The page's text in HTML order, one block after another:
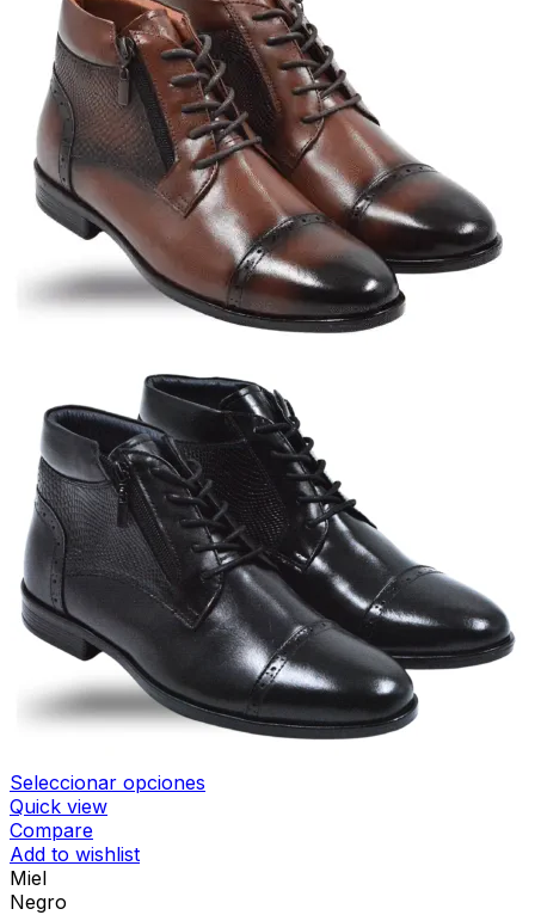
Seleccionar opciones
Quick view
Compare
Add to wishlist
Miel
Negro